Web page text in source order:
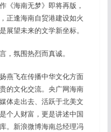
《海南无梦》即将再版，
正逢海南自贸港建设如火
展望未来的文学新坐标。
，氛围热烈而真诚。
燕飞在传播中华文化方面
的文化交流。央广网海南
体走出去、活跃于北美文
个人财富，更是讲述中国
。新浪微博海南总经理冯